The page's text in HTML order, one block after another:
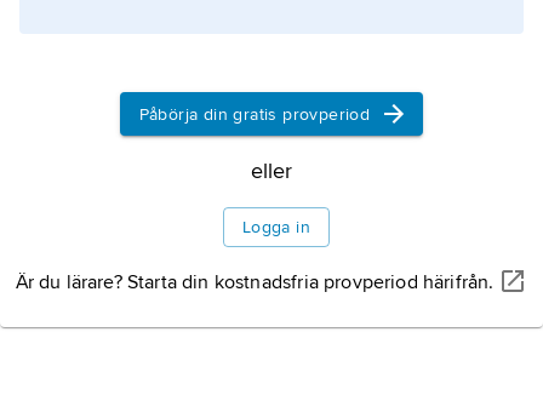
Påbörja din gratis provperiod
eller
Logga in
Är du lärare? Starta din kostnadsfria provperiod härifrån.